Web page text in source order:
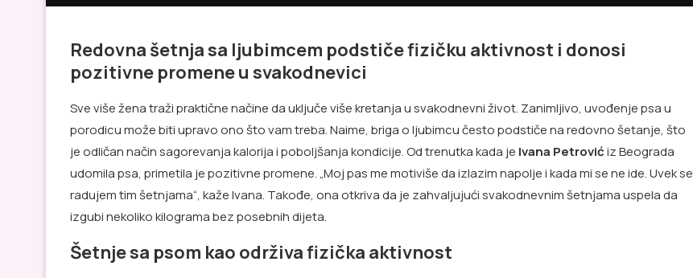
Redovna šetnja sa ljubimcem podstiče fizičku aktivnost i donosi
pozitivne promene u svakodnevici
Sve više žena traži praktične načine da uključe više kretanja u svakodnevni život. Zanimljivo, uvođenje psa u
porodicu može biti upravo ono što vam treba. Naime, briga o ljubimcu često podstiče na redovno šetanje, što
je odličan način sagorevanja kalorija i poboljšanja kondicije. Od trenutka kada je Ivana Petrovićiz Beograda
udomila psa, primetila je pozitivne promene. „Moj pas me motiviše da izlazim napolje i kada mi se ne ide. Uvek se
radujem tim šetnjama“, kaže Ivana. Takođe, ona otkriva da je zahvaljujući svakodnevnim šetnjama uspela da
izgubi nekoliko kilograma bez posebnih dijeta.
Šetnje sa psom kao održiva fizička aktivnost